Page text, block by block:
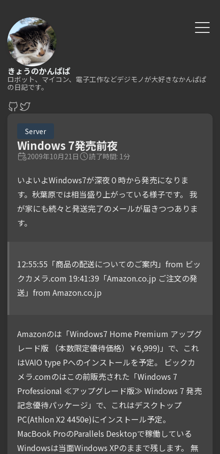
きょうのかんぱぱ
ロボット、マイコン、電子工作などデジモノが大好きなかんぱぱ
の日記です。
Server
Windows 7発売前夜
2009年10月21日 読了時間: 1分
いよいよWindows7が深夜０時から発売になりま
す。秋葉原では相当盛り上がっている様子です。 我
が家にも続々と発送完了のメールが届きつつありま
す。
12:55:55「商品の配送についてのご案内」from ビッ
クカメラ.com 19:41:39「Amazon.co.jp ご注文の発
送」from Amazon.co.jp
Amazonのは「Windows7 Home Premium アップグ
レード版 （本数限定優待価格）￥6,999)」で、これ
はVAIO type Pへのインストールを予定。 ビックカ
メラ.comのはこの前販売された「Windows 7
Professional ≪アップグレード版≫ Windows 7 発売
記念優待パッケージ」で、これはデスクトップ
PC(Athlon X2 4450e)にインストール予定。
MacBook ProのParallels Desktopで稼働している
Windowsは当面Windows XPのままで残します。 無